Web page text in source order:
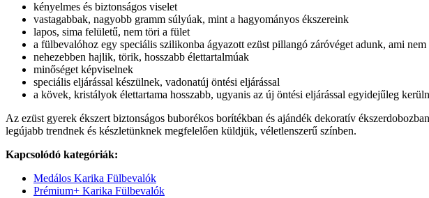
kényelmes és biztonságos viselet
vastagabbak, nagyobb gramm súlyúak, mint a hagyományos ékszereink
lapos, sima felületű, nem töri a fület
a fülbevalóhoz egy speciális szilikonba ágyazott ezüst pillangó záróvéget adunk, ami
nehezebben hajlik, törik, hosszabb élettartalmúak
minőséget képviselnek
speciális eljárással készülnek, vadonatúj öntési eljárással
a kövek, kristályok élettartama hosszabb, ugyanis az új öntési eljárással egyidejűleg
Az ezüst gyerek ékszert biztonságos buborékos borítékban és ajándék dekoratív
legújabb trendnek és készletünknek megfelelően küldjük, véletlenszerű színben.
Kapcsolódó kategóriák:
Medálos Karika Fülbevalók
Prémium+ Karika Fülbevalók